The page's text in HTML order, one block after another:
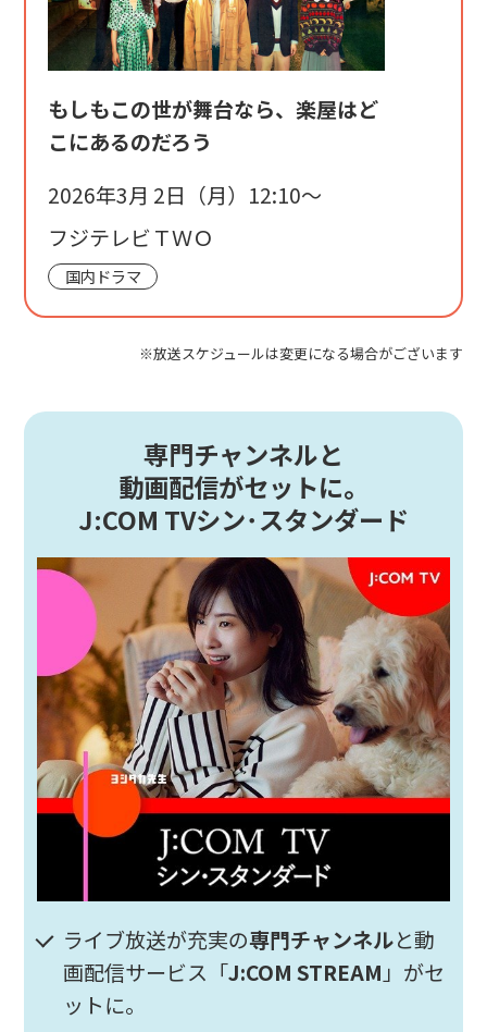
もしもこの世が舞台なら、楽屋はど
こにあるのだろう
2026年3月 2日（月）12:10〜
フジテレビＴＷＯ
国内ドラマ
※放送スケジュールは変更になる場合がございます
専門チャンネルと
動画配信がセットに。
J:COM TVシン･スタンダード
ライブ放送が充実の専門チャンネルと動
画配信サービス「J:COM STREAM 」がセ
ットに。